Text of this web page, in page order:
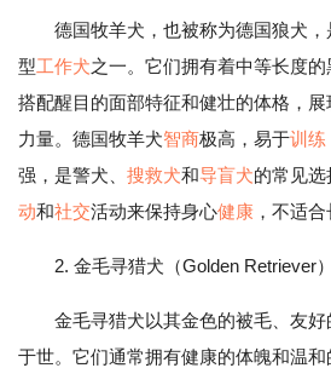
德国牧羊犬，也被称为德国狼犬
型工作犬之一。它们拥有着中等长度的
搭配醒目的面部特征和健壮的体格，
力量。德国牧羊犬智商极高，易于训练
强，是警犬、 搜救犬和导盲犬的常见
动和社交活动来保持身心健康 ，不适
2. 金毛寻猎犬（Golden Retriever）
金毛寻猎犬以其金色的被毛、友
于世。它们通常拥有健康的体魄和温